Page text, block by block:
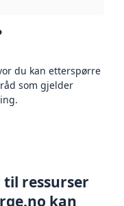
du kan etterspørre
som gjelder
til ressurser
kan